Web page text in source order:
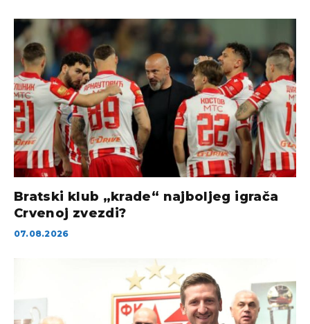
Bratski klub „krade“ najboljeg igrača
Crvenoj zvezdi?
07.08.2026